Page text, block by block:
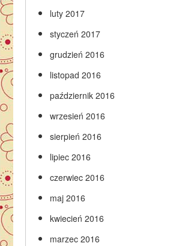
luty 2017
styczeń 2017
grudzień 2016
listopad 2016
październik 2016
wrzesień 2016
sierpień 2016
lipiec 2016
czerwiec 2016
maj 2016
kwiecień 2016
marzec 2016